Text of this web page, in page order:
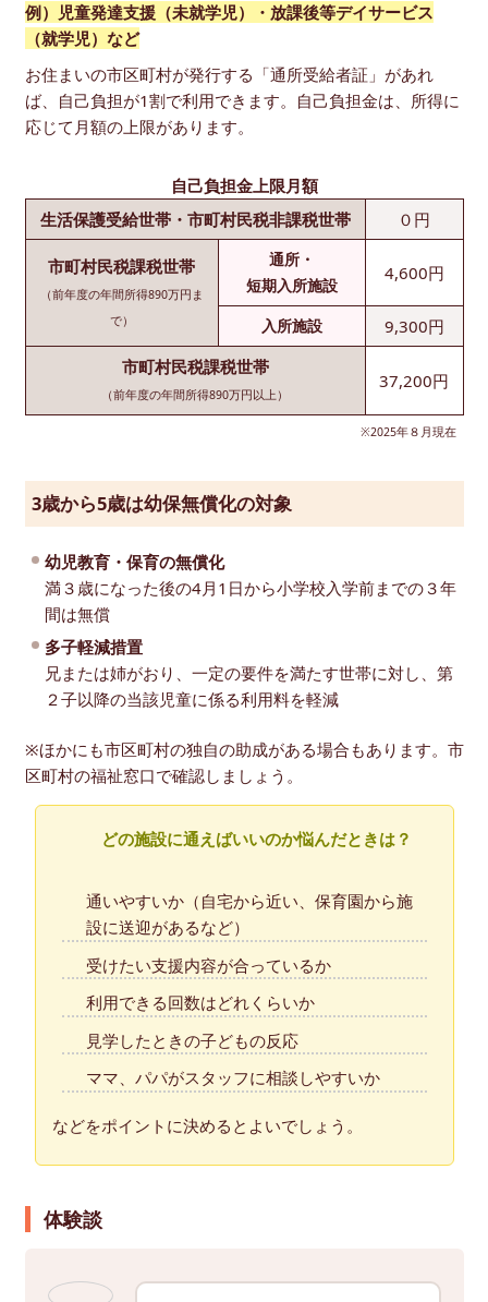
例）児童発達支援（未就学児）・放課後等デイサービス
（就学児）など
お住まいの市区町村が発行する「通所受給者証」があれ
ば、自己負担が1割で利用できます。自己負担金は、所得に
応じて月額の上限があります。
自己負担金上限月額
生活保護受給世帯・ 市町村民税非課税世帯 ０円
市町村民税課税世帯
（前年度の年間所得890万円ま
で）
通所・
短期入所施設
4,600円
入所施設
9,300円
市町村民税課税世帯
（前年度の年間所得890万円以上）
37,200円
※2025年８月現在
3歳から5歳は幼保無償化の対象
幼児教育・保育の無償化
満３歳になった後の4月1日から小学校入学前までの３年
間は無償
多子軽減措置
兄または姉がおり、一定の要件を満たす世帯に対し、第
２子以降の当該児童に係る利用料を軽減
※ほかにも市区町村の独自の助成がある場合もあります。市
区町村の福祉窓口で確認しましょう。
どの施設に通えばいいのか悩んだときは？
通いやすいか（自宅から近い、保育園から施
設に送迎があるなど）
受けたい支援内容が合っているか
利用できる回数はどれくらいか
見学したときの子どもの反応
ママ、パパがスタッフに相談しやすいか
などをポイントに決めるとよいでしょう。
体験談